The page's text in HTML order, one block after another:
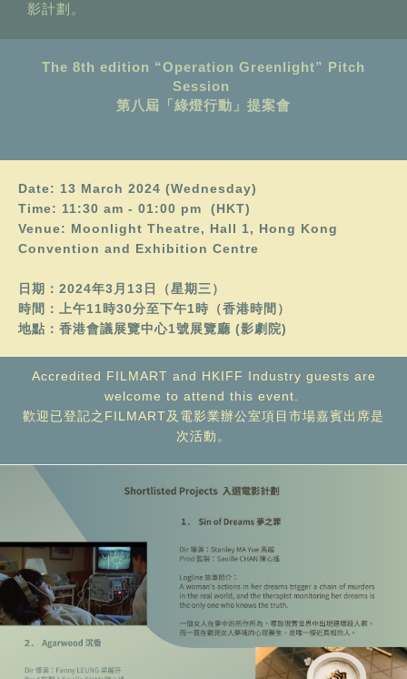
影計劃。
The 8th edition “Operation Greenlight” Pitch
Session
第八屆「綠燈行動」提案會
Date: 13 March 2024 (Wednesday)
Time: 11:30 am - 01:00 pm (HKT)
Venue: Moonlight Theatre, Hall 1, Hong Kong
Convention and Exhibition Centre
日期：2024年3月13日（星期三）
時間：上午11時30分至下午1時（香港時間）
地點：香港會議展覽中心1號展覽廳 (影劇院)
Accredited FILMART and HKIFF Industry guests are
welcome to attend this event.
歡迎已登記之FILMART及電影業辦公室項目市場嘉賓出席是
次活動。